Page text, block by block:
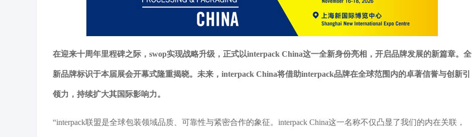
在迎来十周年里程碑之际，swop实现战略升级，正式以interpack China这一全新身份亮相，开启品牌发展的新篇章。全
新品牌标识于本届展会开幕式隆重揭晓。未来，interpack China将借助interpack品牌在全球范围内的卓著信誉与创新引
领力，持续扩大其国际影响力。
“interpack联盟是全球包装领域品质、可靠性与紧密合作的象征。interpack China这一名称不仅凸显了我们的内在关联，